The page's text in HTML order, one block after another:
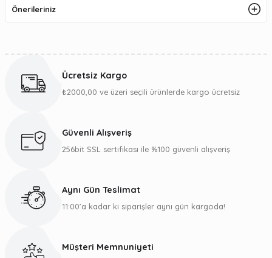
Önerileriniz
Ücretsiz Kargo
₺2000,00 ve üzeri seçili ürünlerde kargo ücretsiz
Güvenli Alışveriş
256bit SSL sertifikası ile %100 güvenli alışveriş
Aynı Gün Teslimat
11:00’a kadar ki siparişler aynı gün kargoda!
Müşteri Memnuniyeti